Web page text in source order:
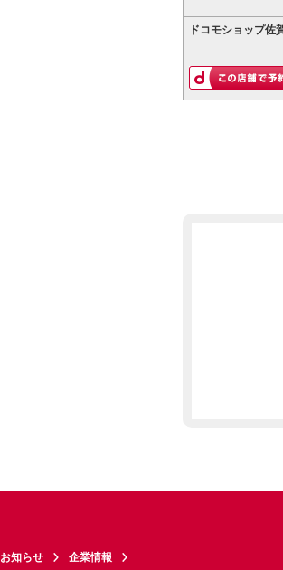
ドコモショップ佐
お知らせ 企業情報